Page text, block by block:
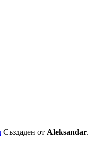
Създаден от Aleksandar.